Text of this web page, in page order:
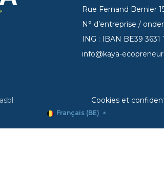
Rue Fernand Bernier
N° d’entreprise /
ING : IBAN BE393631
info@kaya-
© Kaya asbl Cookies et
Français (BE)